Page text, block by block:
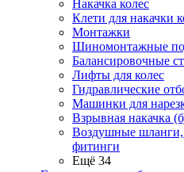
Накачка колес
Клети для накачки
Монтажки
Шиномонтажные
Балансировочные
Лифты для колес
Гидравлические
Машинки для
Взрывная накачка
Воздушные шланги,
фитинги
Ещё 34